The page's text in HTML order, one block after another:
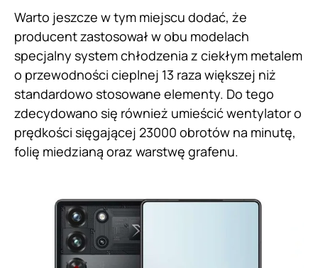
Warto jeszcze w tym miejscu dodać, że
producent zastosował w obu modelach
specjalny system chłodzenia z ciekłym metalem
o przewodności cieplnej 13 raza większej niż
standardowo stosowane elementy. Do tego
zdecydowano się również umieścić wentylator o
prędkości sięgającej 23000 obrotów na minutę,
folię miedzianą oraz warstwę grafenu.